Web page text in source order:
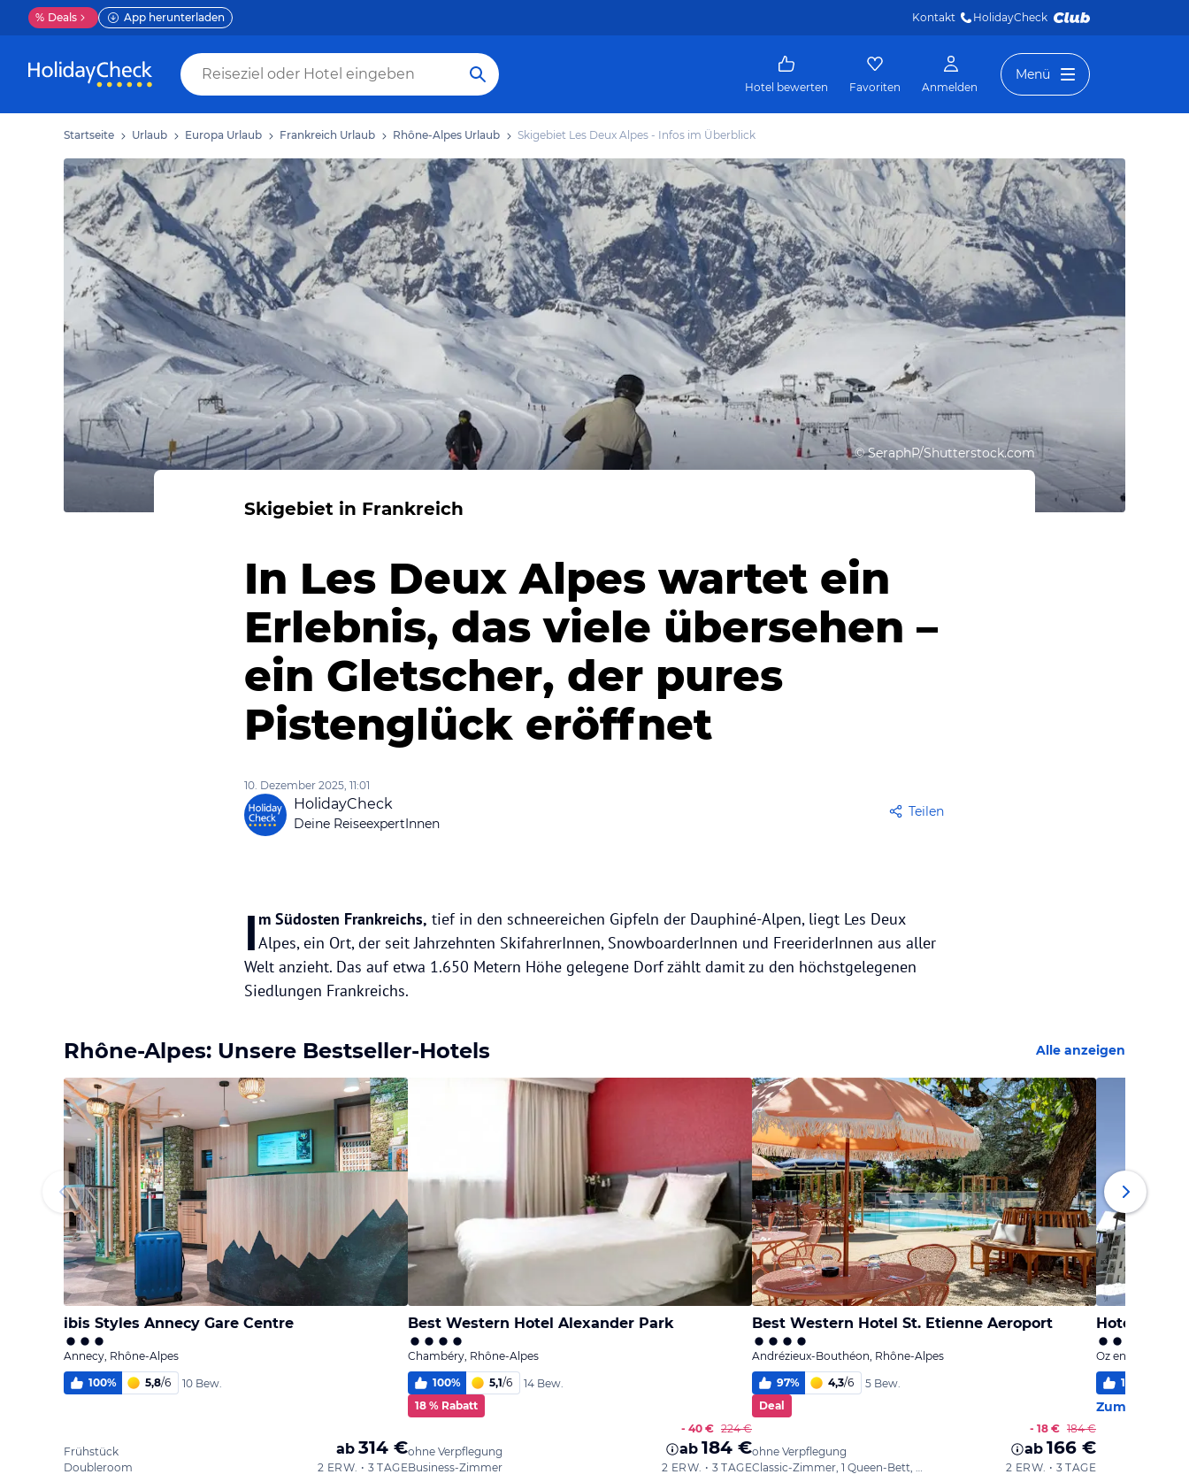
% Deals App herunterladen Kontakt HolidayCheck
Hotel bewerten Favoriten Anmelden
Menü
Startseite Urlaub Europa Urlaub Frankreich Urlaub Rhône-Alpes Urlaub Skigebiet Les Deux Alpes - Infos im Überblick
©SeraphP/Shutterstock.com
Skigebiet in Frankreich
In Les Deux Alpes wartet ein
Erlebnis, das viele übersehen –
ein Gletscher, der pures
Pistenglück eröffnet
10. Dezember 2025, 11:01
HolidayCheck
Deine ReiseexpertInnen
Teilen
I m Südosten Frankreichs, tief in den schneereichen Gipfeln der Dauphiné-Alpen, liegt Les Deux
Alpes, ein Ort, der seit Jahrzehnten SkifahrerInnen, SnowboarderInnen und FreeriderInnen aus aller
Welt anzieht. Das auf etwa 1.650 Metern Höhe gelegene Dorf zählt damit zu den höchstgelegenen
Siedlungen Frankreichs.
Rhône-Alpes: Unsere Bestseller-Hotels Alle anzeigen
ibis Styles Annecy Gare Centre
Annecy, Rhône-Alpes
100% 5,8/6 10 Bew.
Frühstück
Doubleroom
ab 314 €
2 ERW. • 3 TAGE
Best Western Hotel Alexander Park
Chambéry, Rhône-Alpes
100% 5,1/6
14 Bew.
18 % Rabatt
ohne Verpflegung
Business-Zimmer
- 40 € 224 €
ab 184 €
2 ERW. • 3 TAGE
Best Western Hotel St. Etienne Aeroport
Andrézieux-Bouthéon, Rhône-Alpes
97% 4,3/6
5 Bew.
Deal
ohne Verpflegung
Classic-Zimmer, 1 Queen-Bett, Nichtraucher
- 18 € 184 €
ab 166 €
2 ERW. • 3 TAGE
Hotel
Oz en Oisans,
100
Zum Hotel